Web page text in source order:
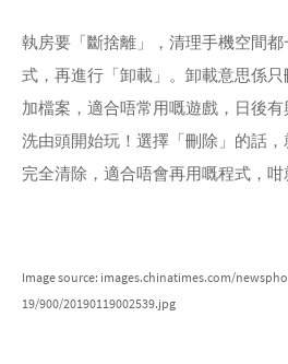
執房要「斷捨離」，清理手機空間
式，再進行「卸載」。卸載意思係
加檔案，適合唔常用嘅遊戲，日後
洗由頭開始玩！選擇「刪除」的話
完全清除，適合唔會再用嘅程式，咁
Image source: images.chinatimes.com/
19/900/20190119002539.jpg